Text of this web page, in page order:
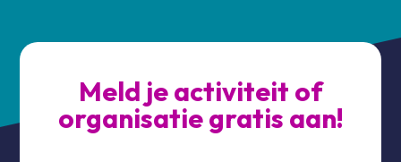
Meld je activiteit of
organisatie gratis aan!